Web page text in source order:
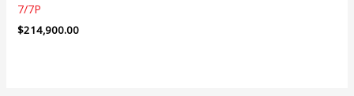
7/7P
$214,900.00